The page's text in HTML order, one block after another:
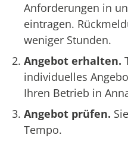
Anforderungen in
eintragen.
weniger Stunden.
Angebot erhalten.
individuelles
Ihren Betrieb in
Angebot prüfen.
Tempo.